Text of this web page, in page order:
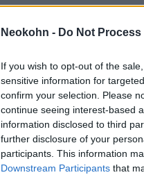
Neokohn - Do Not
If you wish to opt-out of the
sensitive information for
confirm your selection. Please
continue seeing interest-based
information disclosed to third
further disclosure of your
participants. This information
Downstream Participants that
„Higgy
sikerre,
fog. Talán
sikerének a
— nyilatkozta a